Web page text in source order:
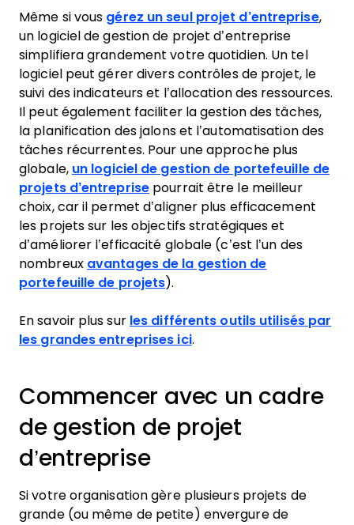
Même si vous gérez un seul projet d’entreprise,
un logiciel de gestion de projet d’entreprise
simplifiera grandement votre quotidien. Un tel
logiciel peut gérer divers contrôles de projet, le
suivi des indicateurs et l’allocation des ressources.
Il peut également faciliter la gestion des tâches,
la planification des jalons et l’automatisation des
tâches récurrentes. Pour une approche plus
globale, un logiciel de gestion de portefeuille de
projets d’entreprise pourrait être le meilleur
choix, car il permet d’aligner plus efficacement
les projets sur les objectifs stratégiques et
d’améliorer l’efficacité globale (c’est l’un des
nombreux avantages de la gestion de
portefeuille de projets).
En savoir plus sur les différents outils utilisés par
les grandes entreprises ici.
Commencer avec un cadre
de gestion de projet
d’entreprise
Si votre organisation gère plusieurs projets de
grande (ou même de petite) envergure de